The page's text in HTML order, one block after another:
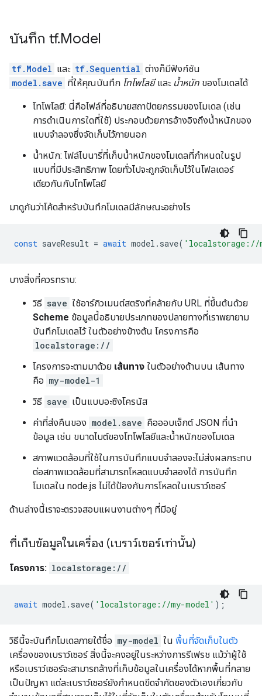
บันทึก tf.Model
tf.Model และ tf.Sequential ต่างก็มีฟังก์ชัน
model.save ที่ให้คุณบันทึก โทโพโลยีและ น้ำหนัก ของโมเดลได้
โทโพโลยี: นี่คือไฟล์ที่อธิบายสถาปัตยกรรมของโมเดล (เช่น
การดำเนินการใดที่ใช้) ประกอบด้วยการอ้างอิงถึงน้ำหนักของ
แบบจำลองซึ่งจัดเก็บไว้ภายนอก
น้ำหนัก: ไฟล์ไบนารี่ที่เก็บน้ำหนักของโมเดลที่กำหนดในรูป
แบบที่มีประสิทธิภาพ โดยทั่วไปจะถูกจัดเก็บไว้ในโฟลเดอร์
เดียวกันกับโทโพโลยี
มาดูกันว่าโค้ดสำหรับบันทึกโมเดลมีลักษณะอย่างไร
const saveResult = await model . save( 'localstorage://
บางสิ่งที่ควรทราบ:
วิธี save ใช้อาร์กิวเมนต์สตริงที่คล้ายกับ URL ที่ขึ้นต้นด้วย
Scheme ข้อมูลนี้อธิบายประเภทของปลายทางที่เราพยายาม
บันทึกโมเดลไว้ ในตัวอย่างข้างต้น โครงการคือ
localstorage://
โครงการจะตามมาด้วย เส้นทาง ในตัวอย่างด้านบน เส้นทาง
คือ my-model-1
วิธี save เป็นแบบอะซิงโครนัส
ค่าที่ส่งคืนของ model.save คือออบเจ็กต์ JSON ที่นำ
ข้อมูล เช่น ขนาดไบต์ของโทโพโลยีและน้ำหนักของโมเดล
สภาพแวดล้อมที่ใช้ในการบันทึกแบบจำลองจะไม่ส่งผลกระทบ
ต่อสภาพแวดล้อมที่สามารถโหลดแบบจำลองได้ การบันทึก
โมเดลใน node.js ไม่ได้ป้องกันการโหลดในเบราว์เซอร์
ด้านล่างนี้เราจะตรวจสอบแผนงานต่างๆ ที่มีอยู่
ที่เก็บข้อมูลในเครื่อง (เบราว์เซอร์เท่านั้น)
โครงการ: localstorage://
await model . save( 'localstorage://my-model' );
วิธีนี้จะบันทึกโมเดลภายใต้ชื่อ my-model ใน พื้นที่จัดเก็บในตัว
เครื่องของเบราว์เซอร์ สิ่งนี้จะคงอยู่ในระหว่างการรีเฟรช แม้ว่าผู้ใช้
หรือเบราว์เซอร์จะสามารถล้างที่เก็บข้อมูลในเครื่องได้หากพื้นที่กลาย
เป็นปัญหา แต่ละเบราว์เซอร์ยังกำหนดขีดจำกัดของตัวเองเกี่ยวกับ